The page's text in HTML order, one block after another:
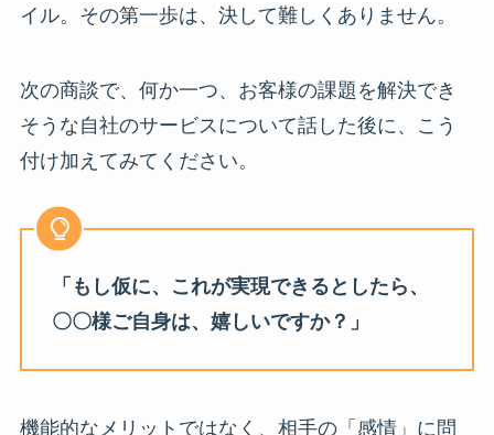
イル。その第一歩は、決して難しくありません。
次の商談で、何か一つ、お客様の課題を解決でき
そうな自社のサービスについて話した後に、こう
付け加えてみてください。
「もし仮に、これが実現できるとしたら、
〇〇様ご自身は、嬉しいですか？」
機能的なメリットではなく、相手の「感情」に問